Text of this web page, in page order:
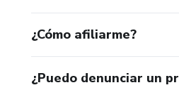
¿Cómo afiliarme?
¿Puedo denunciar un